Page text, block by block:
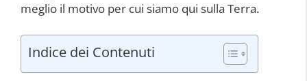
meglio il motivo per cui siamo qui sulla Terra.
Indice dei Contenuti